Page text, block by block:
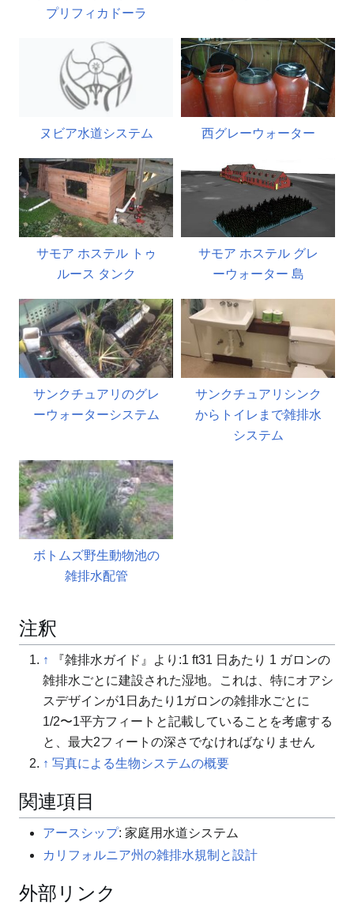
プリフィカドーラ
ヌビア水道システム 西グレーウォーター
サモア ホステル トゥ
ルース タンク
サモア ホステル グレ
ーウォーター 島
サンクチュアリのグレ
ーウォーターシステム
サンクチュアリシンク
からトイレまで雑排水
システム
ボトムズ野生動物池の
雑排水配管
注釈
↑ 『雑排水ガイド』より:1 ft31 日あたり 1 ガロンの
雑排水ごとに建設された湿地。これは、特にオアシ
スデザインが1日あたり1ガロンの雑排水ごとに
1/2〜1平方フィートと記載していることを考慮する
と、最大2フィートの深さでなければなりません
↑ 写真による生物システムの概要
関連項目
アースシップ: 家庭用水道システム
カリフォルニア州の雑排水規制と設計
外部リンク